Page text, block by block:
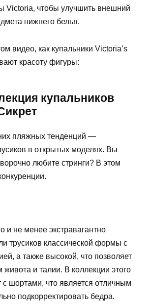
Victoria, чтобы улучшить внешний
нижнего белья.
видео, как купальники Victoria’s
красоту фигуры:
купальников
пляжных тенденций —
в открытых моделях. Вы
любите стринги? В этом
и не менее экстравагантно
трусиков классической формы с
а также высокой, что позволяет
живота и талии. В коллекции этого
с шортами, что является отличным
подкорректировать бедра.